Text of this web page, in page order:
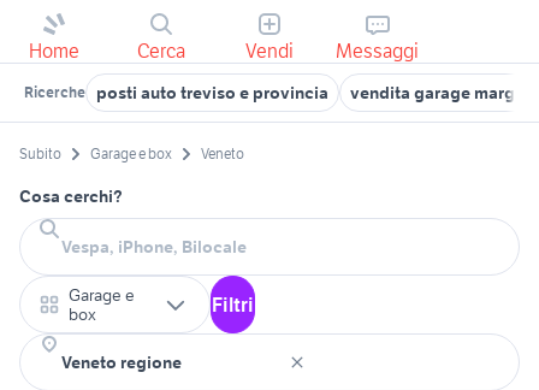
Home Cerca Vendi Messaggi
Ricerche posti auto treviso e provincia vendita garage
Subito Garage e box Veneto
Cosa cerchi?
Garage e
box
Filtri